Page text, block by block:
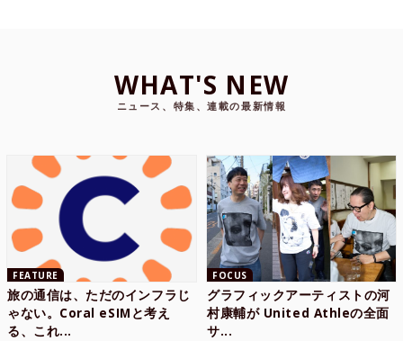
WHAT'S NEW
ニュース、特集、連載の最新情報
FEATURE
旅の通信は、ただのインフラじ
ゃない。Coral eSIMと考え
る、これ...
FOCUS
グラフィックアーティストの河
村康輔が United Athleの全面
サ...